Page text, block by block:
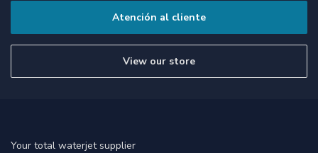
Atención al cliente
View our store
Your total waterjet supplier